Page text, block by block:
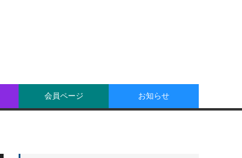
会員ページ お知らせ